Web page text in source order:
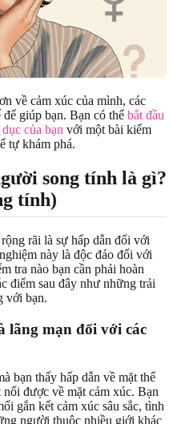
về cảm xúc của mình, các
giúp bạn. Bạn có thể bắt đầu
của bạn với một bài kiểm
tự khám phá.
song tính là gì?
tính)
rãi là sự hấp dẫn đối với
này là độc đáo đối với
tra nào bạn cần phải hoàn
điểm sau đây như những trải
với bạn.
lãng mạn đối với các
bạn thấy hấp dẫn về mặt thể
được về mặt cảm xúc. Bạn
gắn kết cảm xúc sâu sắc, tình
người thuộc nhiều giới khác